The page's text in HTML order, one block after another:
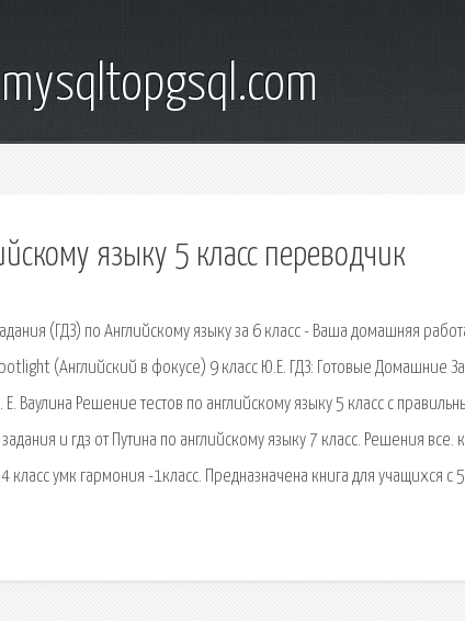
языку 5 класс переводчик
(ГДЗ) по Английскому языку за 6 класс - Ваша домашняя
(Английский в фокусе) 9 класс Ю.Е. ГДЗ: Готовые Домашние
Ваулина Решение тестов по английскому языку 5 класс с
и гдз от Путина по английскому языку 7 класс. Решения все.
умк гармония -1класс. Предназначена книга для учащихся с